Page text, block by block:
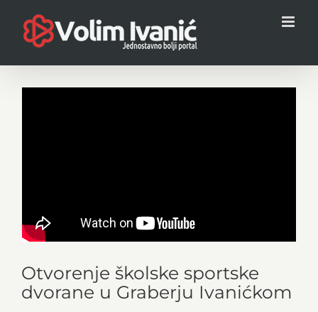
content
Otvorenje školske sportske
dvorane u Graberju Ivanićkom